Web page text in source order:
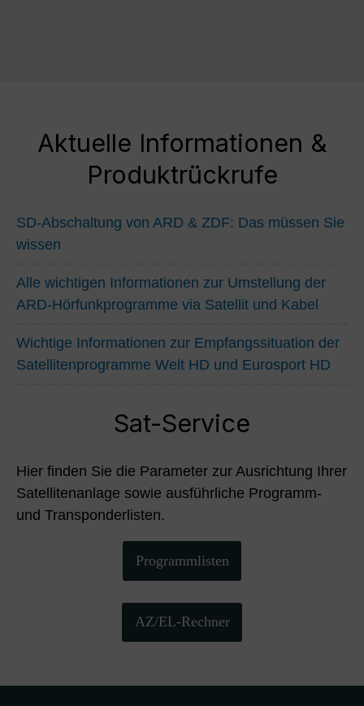
Aktuelle Informationen &
Produktrückrufe
SD-Abschaltung von ARD & ZDF: Das müssen Sie
wissen
Alle wichtigen Informationen zur Umstellung der
ARD-Hörfunkprogramme via Satellit und Kabel
Wichtige Informationen zur Empfangssituation der
Satellitenprogramme Welt HD und Eurosport HD
Sat-Service
Hier finden Sie die Parameter zur Ausrichtung Ihrer
Satellitenanlage sowie ausführliche Programm-
und Transponderlisten.
Programmlisten
AZ/EL-Rechner